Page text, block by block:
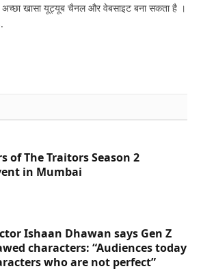
खासा यूट्यूब चैनल और वेबसाइट बना सकता है ।
of The Traitors Season 2
in Mumbai
Ishaan Dhawan says Gen Z
characters: “Audiences today
who are not perfect”